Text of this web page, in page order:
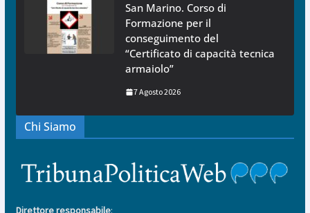
San Marino. Corso di
Formazione per il
conseguimento del
“Certificato di capacità tecnica
armaiolo”
7 Agosto 2026
Chi Siamo
Direttore responsabile: